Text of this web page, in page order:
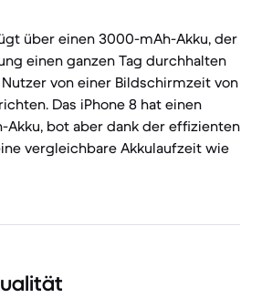
über einen 3000-mAh-Akku, der
einen ganzen Tag durchhalten
von einer Bildschirmzeit von
Das iPhone 8 hat einen
Akku, bot aber dank der effizienten
vergleichbare Akkulaufzeit wie